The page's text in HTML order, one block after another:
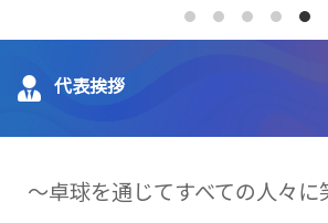
代表挨拶
～卓球を通じてすべての人々に